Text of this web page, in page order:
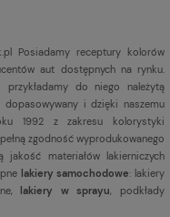
Posiadamy receptury kolorów
aut dostępnych na rynku.
do niego należytą
dopasowywany i dzięki naszemu
1992 z zakresu kolorystyki
zgodność wyprodukowanego
materiałów lakierniczych
lakiery samochodowe: lakiery
lakiery w sprayu , podkłady